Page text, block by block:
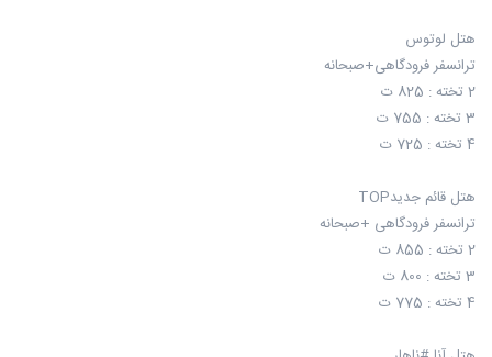
هتل لوتوس
ترانسفر فرودگاهی+صبحانه
2 تخته : 825 ت
3 تخته : 755 ت
4 تخته : 725 ت
هتل قائم جدیدTOP
ترانسفر فرودگاهی +صبحانه
2 تخته : 855 ت
3 تخته : 800 ت
4 تخته : 775 ت